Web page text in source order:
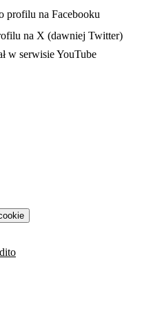
karcie
profilu na Facebooku
na X (dawniej Twitter)
karcie
w serwisie YouTube